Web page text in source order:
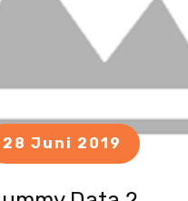
28 Juni 2019